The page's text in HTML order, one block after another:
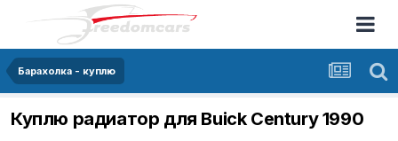
Барахолка - куплю
Куплю радиатор для Buick Century 1990